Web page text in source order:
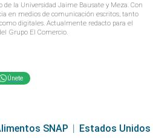
de la Universidad Jaime Bausate y Meza. Con
en medios de comunicación escritos, tanto
digitales. Actualmente redacto para el
Grupo El Comercio.
Únete
SNAP Estados Unidos